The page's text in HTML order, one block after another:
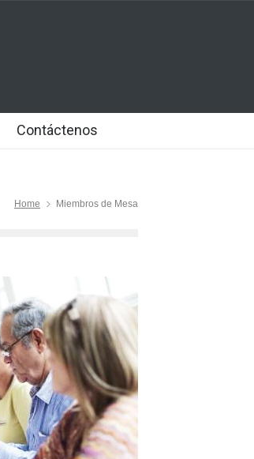
Contáctenos
Home Miembros de Mesa